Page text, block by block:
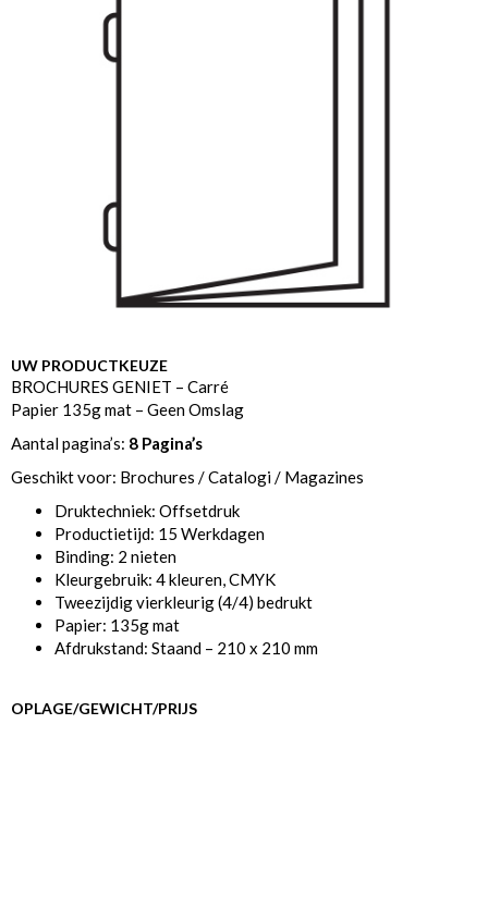
UW PRODUCTKEUZE
BROCHURES GENIET – Carré
Papier 135g mat – Geen Omslag
Aantal pagina’s: 8 Pagina’s
Geschikt voor: Brochures / Catalogi / Magazines
Druktechniek: Offsetdruk
Productietijd: 15 Werkdagen
Binding: 2 nieten
Kleurgebruik: 4 kleuren, CMYK
Tweezijdig vierkleurig (4/4) bedrukt
Papier: 135g mat
Afdrukstand: Staand – 210 x 210 mm
OPLAGE/GEWICHT/PRIJS